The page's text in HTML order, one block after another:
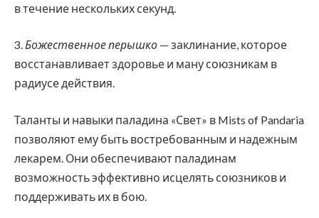
в течение нескольких секунд.
3. Божественное перышко — заклинание, которое
восстанавливает здоровье и ману союзникам в
радиусе действия.
Таланты и навыки паладина «Свет» в Mists of Pandaria
позволяют ему быть востребованным и надежным
лекарем. Они обеспечивают паладинам
возможность эффективно исцелять союзников и
поддерживать их в бою.